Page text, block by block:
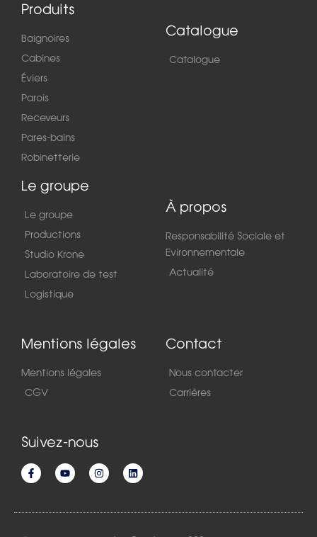
Produits
Baignoires
Cabines
Éviers
Parois
Receveurs
Pares-bains
Robinetterie
Catalogue
Catalogue
Le groupe
Le groupe
Productions
Studio Krone
Laboratoire de test
Logistique
À propos
Responsabilité Sociale et
Evironnementale
Actualité
Mentions légales
Mentions légales
CGV
Contact
Nous contacter
Carrières
Suivez-nous